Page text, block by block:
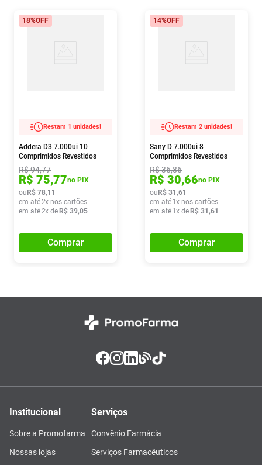
18%OFF
Restam 1 unidades!
Addera D3 7.000ui 10
Comprimidos Revestidos
R$94,77
R$ 75,77no PIX
ou R$ 78,11
em até2x nos cartões
em até2x de R$ 39,05
Comprar
14%OFF
Restam 2 unidades!
Sany D 7.000ui 8
Comprimidos Revestidos
R$36,86
R$ 30,66no PIX
ou R$ 31 ,61
em até 1x nos cartões
em até 1x de R$ 31 ,61
Comprar
Institucional
Sobre a Promofarma
Nossas lojas
Serviços
Convênio Farmácia
Serviços Farmacêuticos